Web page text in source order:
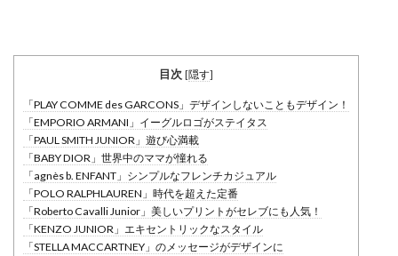
目次 [隠す]
「PLAY COMME des GARCONS」デザインしないこともデザイン！
「EMPORIO ARMANI」イーグルロゴがステイタス
「PAUL SMITH JUNIOR」遊び心満載
「BABY DIOR」世界中のママが憧れる
「agnès b. ENFANT」シンプルなフレンチカジュアル
「POLO RALPHLAUREN」時代を超えた定番
「Roberto Cavalli Junior」美しいプリントがセレブにも人気！
「KENZO JUNIOR」エキセントリックなスタイル
「STELLA MACCARTNEY」のメッセージがデザインに